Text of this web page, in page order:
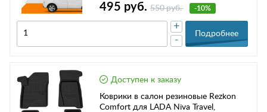
495 руб. 550 руб. -10%
-
+
Подробнее
Доступен к заказу
Коврики в салон резиновые Rezkon
Comfort для LADA Niva Travel,